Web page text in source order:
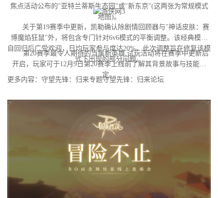
焦点活动公布的"亚特兰蒂斯生态园"或"新东京"(这两张为常规模式
地图)。
关于第19赛季中更新，凯勒确认除剧情回顾器与"神话皮肤：赛
博魔焰狂鼠"外，将包含专门针对6v6模式的平衡调整。该经典模式
自回归后广受欢迎，日均玩家参与度达20%。此次调整旨在修复该模
式下出现的部分问题。
第20赛季最令人期待的当属新英雄,试玩活动将在赛季中更新后
开启，玩家可于12月9日第20赛季上线前了解其背景故事与技能设
定。
更多内容：守望先锋：归来专题守望先锋：归来论坛